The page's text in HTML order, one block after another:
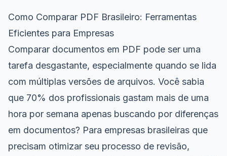
Como Comparar PDF Brasileiro: Ferramentas
Eficientes para Empresas
Comparar documentos em PDF pode ser uma
tarefa desgastante, especialmente quando se lida
com múltiplas versões de arquivos. Você sabia
que 70% dos profissionais gastam mais de uma
hora por semana apenas buscando por diferenças
em documentos? Para empresas brasileiras que
precisam otimizar seu processo de revisão,